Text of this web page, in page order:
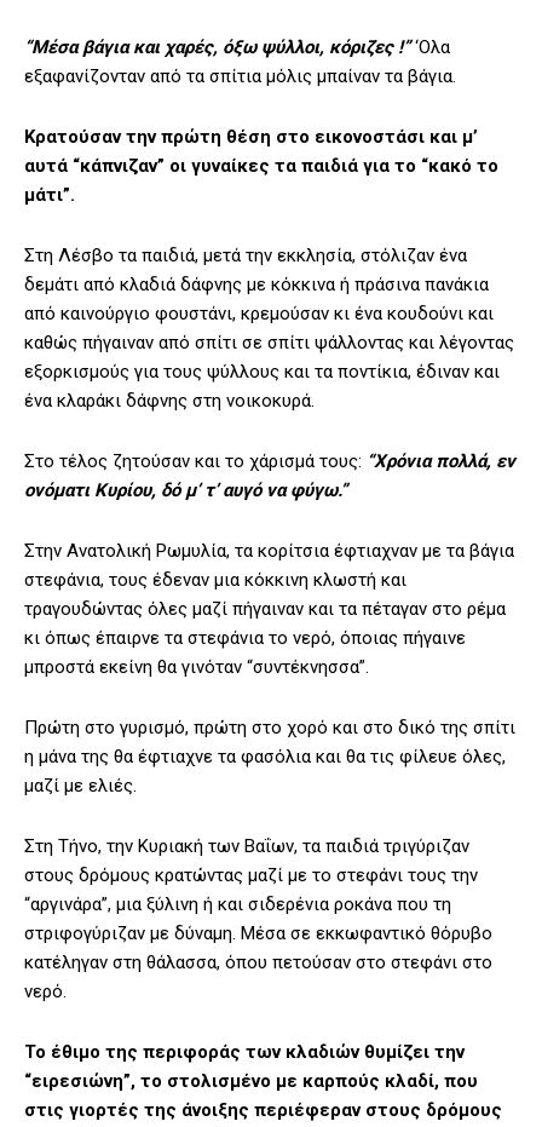
“Μέσα βάγια και χαρές, όξω ψύλλοι, κόριζες !” ‘Ολα
εξαφανίζονταν από τα σπίτια μόλις μπαίναν τα βάγια.
Κρατούσαν την πρώτη θέση στο εικονοστάσι και μ’
αυτά “κάπνιζαν” οι γυναίκες τα παιδιά για το “κακό το
μάτι”.
Στη Λέσβο τα παιδιά, μετά την εκκλησία, στόλιζαν ένα
δεμάτι από κλαδιά δάφνης με κόκκινα ή πράσινα πανάκια
από καινούργιο φουστάνι, κρεμούσαν κι ένα κουδούνι και
καθώς πήγαιναν από σπίτι σε σπίτι ψάλλοντας και λέγοντας
εξορκισμούς για τους ψύλλους και τα ποντίκια, έδιναν και
ένα κλαράκι δάφνης στη νοικοκυρά.
Στο τέλος ζητούσαν και το χάρισμά τους: “Χρόνια πολλά, εν
ονόματι Κυρίου, δό μ’ τ’ αυγό να φύγω.”
Στην Ανατολική Ρωμυλία, τα κορίτσια έφτιαχναν με τα βάγια
στεφάνια, τους έδεναν μια κόκκινη κλωστή και
τραγουδώντας όλες μαζί πήγαιναν και τα πέταγαν στο ρέμα
κι όπως έπαιρνε τα στεφάνια το νερό, όποιας πήγαινε
μπροστά εκείνη θα γινόταν “συντέκνησσα”.
Πρώτη στο γυρισμό, πρώτη στο χορό και στο δικό της σπίτι
η μάνα της θα έφτιαχνε τα φασόλια και θα τις φίλευε όλες,
μαζί με ελιές.
Στη Τήνο, την Κυριακή των Βαΐων, τα παιδιά τριγύριζαν
στους δρόμους κρατώντας μαζί με το στεφάνι τους την
“αργινάρα”, μια ξύλινη ή και σιδερένια ροκάνα που τη
στριφογύριζαν με δύναμη. Μέσα σε εκκωφαντικό θόρυβο
κατέληγαν στη θάλασσα, όπου πετούσαν στο στεφάνι στο
νερό.
Το έθιμο της περιφοράς των κλαδιών θυμίζει την
“ειρεσιώνη”, το στολισμένο με καρπούς κλαδί, που
στις γιορτές της άνοιξης περιέφεραν στους δρόμους